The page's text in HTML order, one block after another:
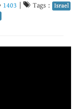
1403 Tags : Israel